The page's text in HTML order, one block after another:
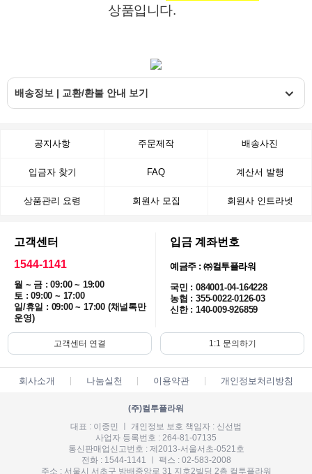
상품입니다.
배송정보 | 교환/환불 안내 보기
공지사항 주문제작 배송사진
입금자 찾기 FAQ 계산서 발행
상품관리 요령 회원사 모집 회원사 인트라넷
고객센터
1544-1141
월 ~ 금 : 09:00 ~ 19:00
토 : 09:00 ~ 17:00
일/휴일 : 09:00 ~ 17:00 (채널톡만
운영)
입금 계좌번호
예금주 : ㈜컬투플라워
국민 : 084001-04-164228
농협 : 355-0022-0126-03
신한 : 140-009-926859
고객센터 연결 1:1 문의하기
회사소개 나눔실천 이용약관 개인정보처리방침
(주)컬투플라워
대표 : 이종민 ㅣ 개인정보 보호 책임자 : 신선범
사업자 등록번호 : 264-81-07135
통신판매업신고번호 : 제2013-서울서초-0521호
전화 : 1544-1141 ㅣ 팩스 : 02-583-2008
주소 : 서울시 서초구 방배중앙로 31 지호2빌딩 2층 컬투플라워